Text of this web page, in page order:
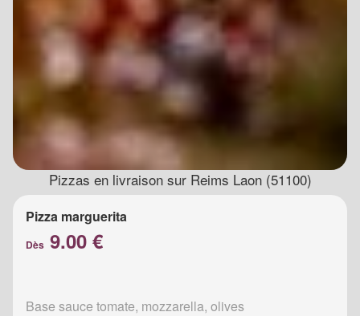
Pizzas en livraison sur Reims Laon (51100)
Pizza marguerita
Dès 9.00 €
Base sauce tomate, mozzarella, olives